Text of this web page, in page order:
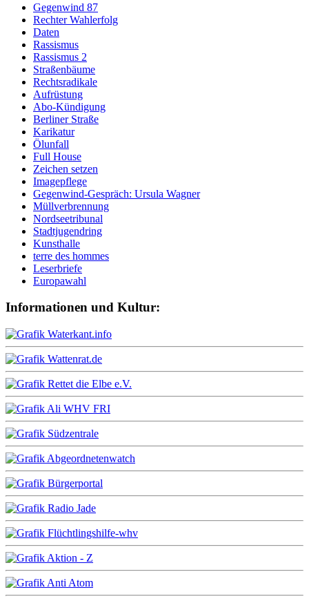
Gegenwind 87
Rechter Wahlerfolg
Daten
Rassismus
Rassismus 2
Straßenbäume
Rechtsradikale
Aufrüstung
Abo-Kündigung
Berliner Straße
Karikatur
Ölunfall
Full House
Zeichen setzen
Imagepflege
Gegenwind-Gespräch: Ursula Wagner
Müllverbrennung
Nordseetribunal
Stadtjugendring
Kunsthalle
terre des hommes
Leserbriefe
Europawahl
Informationen und Kultur: